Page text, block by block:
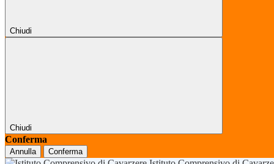
Chiudi
Chiudi
Conferma
Annulla Conferma